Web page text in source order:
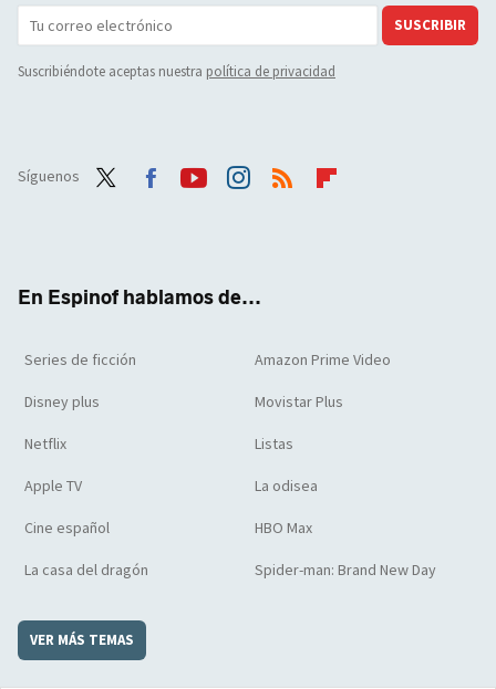
SUSCRIBIR
Suscribiéndote aceptas nuestra política de privacidad
Síguenos
En Espinof hablamos de...
Series de ficción Amazon Prime Video
Disney plus Movistar Plus
Netflix Listas
Apple TV La odisea
Cine español HBO Max
La casa del dragón Spider-man: Brand New Day
VER MÁS TEMAS